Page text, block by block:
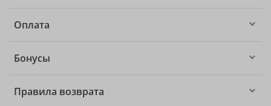
Оплата
Бонусы
Правила возврата